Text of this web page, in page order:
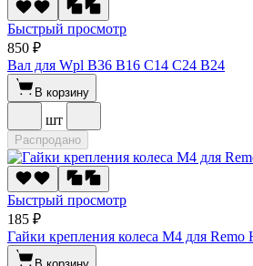
Быстрый просмотр
850 ₽
Вал для Wpl B36 B16 C14 C24 B24
В корзину
шт
Распродано
Быстрый просмотр
185 ₽
Гайки крепления колеса M4 для Remo